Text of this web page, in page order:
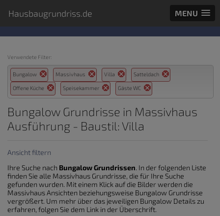
Hausbaugrundriss.de MENU
Verwendete Filter:
Bungalow Massivhaus Villa Satteldach
Offene Küche Speisekammer Gäste WC
Bungalow Grundrisse in Massivhaus
Ausführung - Baustil: Villa
Ansicht filtern
Ihre Suche nach Bungalow Grundrissen. In der folgenden Liste
finden Sie alle Massivhaus Grundrisse, die für Ihre Suche
gefunden wurden. Mit einem Klick auf die Bilder werden die
Massivhaus Ansichten beziehungsweise Bungalow Grundrisse
vergrößert. Um mehr über das jeweiligen Bungalow Details zu
erfahren, folgen Sie dem Link in der Überschrift.